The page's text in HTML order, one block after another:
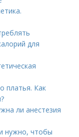
для
платья. Как
ли анестезия
нужно, чтобы